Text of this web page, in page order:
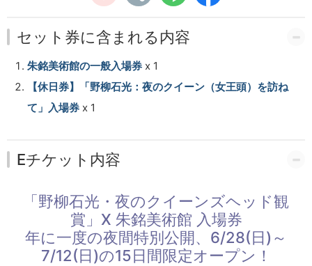
サ
イ
ト
セット券に含まれる内容
朱銘美術館の一般入場券 x 1
【休日券】「野柳石光：夜のクイーン（女王頭）を訪ね
て」入場券 x 1
Eチケット内容
「野柳石光・夜のクイーンズヘッド観
賞」X 朱銘美術館 入場券
年に一度の夜間特別公開、6/28(日)～
7/12(日)の15日間限定オープン！